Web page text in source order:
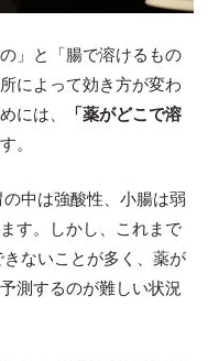
」と「腸で溶けるもの
によって効き方が変わ
には、
「薬がどこで溶
。
中は強酸性、小腸は弱
す。しかし、これまで
ないことが多く、薬が
測するのが難しい状況